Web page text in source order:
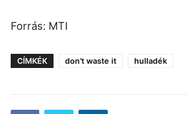
Forrás: MTI
CÍMKÉK don't waste it hulladék